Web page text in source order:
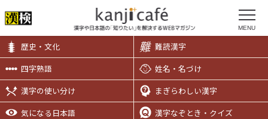
MENU
歴史・文化 難読漢字
四字熟語 姓名・名づけ
漢字の使い分け まぎらわしい漢字
気になる日本語 漢字なぞとき・クイズ